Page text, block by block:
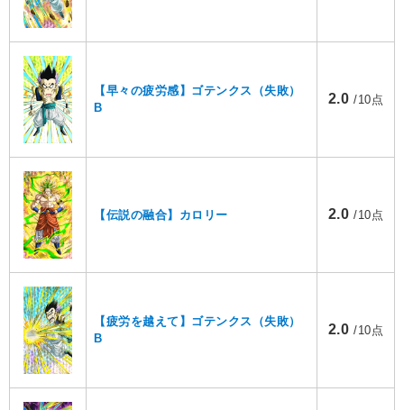
【早々の疲労感】ゴテンクス（失敗）
B
2.0 /10点
【伝説の融合】カロリー 2.0 /10点
【疲労を越えて】ゴテンクス（失敗）
B
2.0 /10点